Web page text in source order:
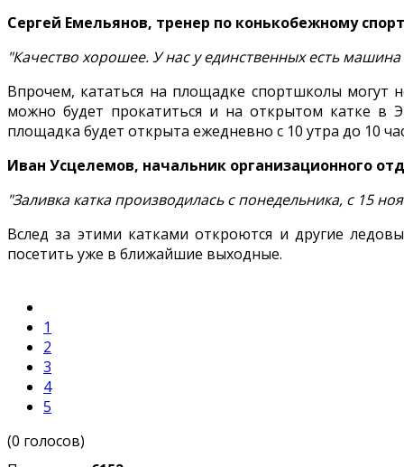
Сергей Емельянов, тренер по конькобежному
"Качество хорошее. У нас у единственных есть
Впрочем, кататься на площадке спортшколы могут
можно будет прокатиться и на открытом катке в
площадка будет открыта ежедневно с 10 утра до 10
Иван Усцелемов, начальник организационного
"Заливка катка производилась с понедельника, с 15
Вслед за этими катками откроются и другие
посетить уже в ближайшие выходные.
1
2
3
4
5
(0 голосов)